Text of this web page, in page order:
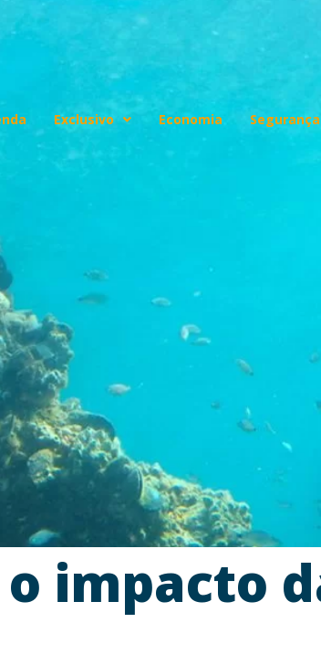
Exclusivo Economia Segurança
impacto